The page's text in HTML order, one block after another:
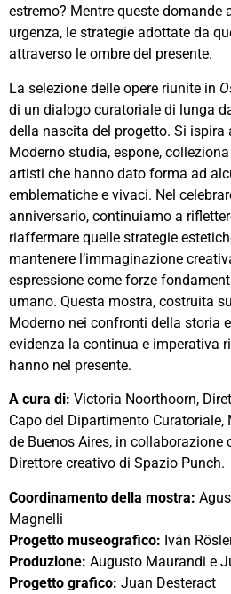
estremo? Mentre queste domande
urgenza, le strategie adottate da
attraverso le ombre del presente.
La selezione delle opere riunite in
di un dialogo curatoriale di lunga
della nascita del progetto. Si ispira
Moderno studia, espone,
artisti che hanno dato forma ad
emblematiche e vivaci. Nel
anniversario, continuiamo a
riaffermare quelle strategie
mantenere l’immaginazione
espressione come forze
umano. Questa mostra, costruita
Moderno nei confronti della storia
evidenza la continua e imperativa
hanno nel presente.
A cura di: Victoria Noorthoorn,
Capo del Dipartimento Curatoriale,
de Buenos Aires, in collaborazione
Direttore creativo di Spazio Punch.
Coordinamento della mostra:
Magnelli
Progetto museografico: Iván
Produzione: Augusto Maurandi e
Progetto grafico: Juan Desteract